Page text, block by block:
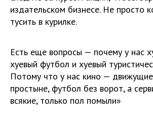
издательском бизнесе. Не просто
тусить в курилке.
Есть еще вопросы — почему у нас
хуевый футбол и хуевый
Потому что у нас кино —
простыне, футбол без ворот, а
всякие, только пол помыли»